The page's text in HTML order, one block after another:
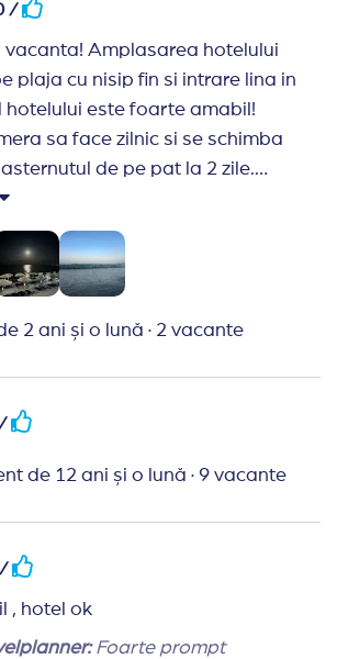
/
vacanta! Amplasarea hotelului
plaja cu nisip fin si intrare lina in
sa face zilnic si se schimba
de pe pat la 2 zile.
e necesar pentru o vacanța
Cu siguranta vom
pe viitor pentru
Au fost foarte rapizi si
2 ani și o lună · 2 vacante
de 12 ani și o lună · 9 vacante
/
, hotel ok
Foarte prompt